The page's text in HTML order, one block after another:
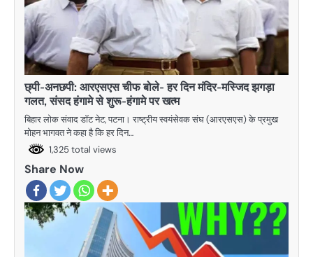
छ्पी-अनछपी: आरएसएस चीफ बोले- हर दिन मंदिर-मस्जिद झगड़ा
गलत, संसद हंगामे से शुरू-हंगामे पर खत्म
बिहार लोक संवाद डॉट नेट, पटना। राष्ट्रीय स्वयंसेवक संघ (आरएसएस) के प्रमुख
मोहन भागवत ने कहा है कि हर दिन…
1,325 total views
Share Now